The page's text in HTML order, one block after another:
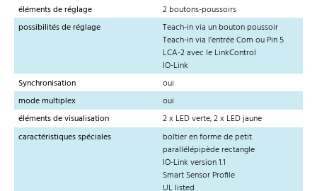
éléments de réglage
2 boutons-poussoirs
possibilités de réglage
Teach-in via un bouton poussoir
Teach-in via l’entrée Com ou Pin 5
LCA-2 avec le LinkControl
IO-Link
Synchronisation
oui
mode multiplex
oui
éléments de visualisation
2 x LED verte, 2 x LED jaune
caractéristiques spéciales
boîtier en forme de petit
parallélépipède rectangle
IO-Link version 1.1
Smart Sensor Profile
UL listed